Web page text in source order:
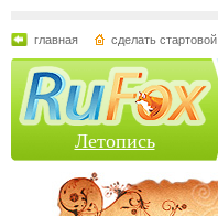
главная сделать стартовой
Летопись